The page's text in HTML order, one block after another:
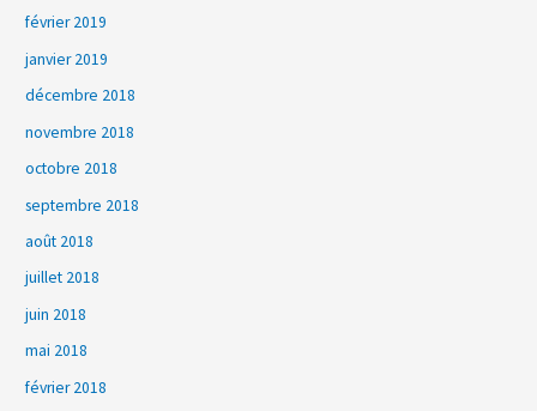
février 2019
janvier 2019
décembre 2018
novembre 2018
octobre 2018
septembre 2018
août 2018
juillet 2018
juin 2018
mai 2018
février 2018